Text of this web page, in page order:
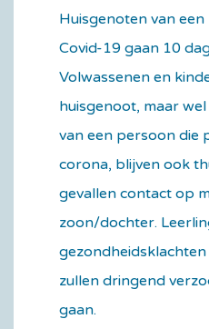
Huisgenoten van
Covid-19 gaan 10
Volwassenen en
huisgenoot, maar
van een persoon die
corona, blijven ook
gevallen contact op
zoon/dochter.
zullen dringend
gaan.